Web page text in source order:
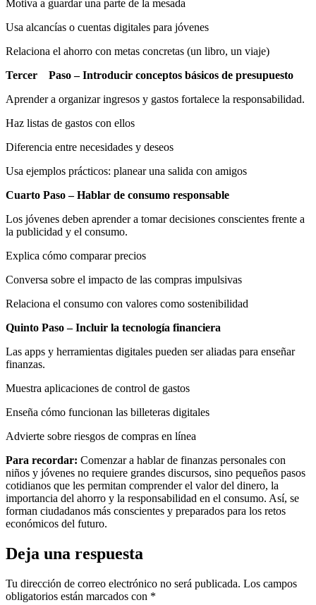
Motiva a guardar una parte de la mesada
Usa alcancías o cuentas digitales para jóvenes
Relaciona el ahorro con metas concretas (un libro, un viaje)
Tercer Paso – Introducir conceptos básicos de presupuesto
Aprender a organizar ingresos y gastos fortalece la responsabilidad.
Haz listas de gastos con ellos
Diferencia entre necesidades y deseos
Usa ejemplos prácticos: planear una salida con amigos
Cuarto Paso – Hablar de consumo responsable
Los jóvenes deben aprender a tomar decisiones conscientes frente a
la publicidad y el consumo.
Explica cómo comparar precios
Conversa sobre el impacto de las compras impulsivas
Relaciona el consumo con valores como sostenibilidad
Quinto Paso – Incluir la tecnología financiera
Las apps y herramientas digitales pueden ser aliadas para enseñar
finanzas.
Muestra aplicaciones de control de gastos
Enseña cómo funcionan las billeteras digitales
Advierte sobre riesgos de compras en línea
Para recordar: Comenzar a hablar de finanzas personales con
niños y jóvenes no requiere grandes discursos, sino pequeños pasos
cotidianos que les permitan comprender el valor del dinero, la
importancia del ahorro y la responsabilidad en el consumo. Así, se
forman ciudadanos más conscientes y preparados para los retos
económicos del futuro.
Deja una respuesta
Tu dirección de correo electrónico no será publicada. Los campos
obligatorios están marcados con *